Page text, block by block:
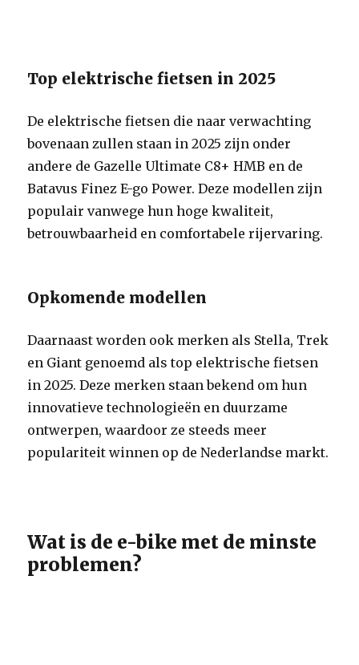
Top elektrische fietsen in 2025
De elektrische fietsen die naar verwachting
bovenaan zullen staan in 2025 zijn onder
andere de Gazelle Ultimate C8+ HMB en de
Batavus Finez E-go Power. Deze modellen zijn
populair vanwege hun hoge kwaliteit,
betrouwbaarheid en comfortabele rijervaring.
Opkomende modellen
Daarnaast worden ook merken als Stella, Trek
en Giant genoemd als top elektrische fietsen
in 2025. Deze merken staan bekend om hun
innovatieve technologieën en duurzame
ontwerpen, waardoor ze steeds meer
populariteit winnen op de Nederlandse markt.
Wat is de e-bike met de minste
problemen?